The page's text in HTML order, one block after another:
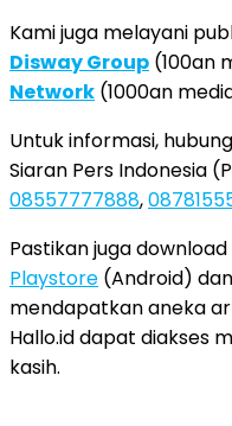
Kami juga melayani
Disway Group (100an
Network (1000an
Untuk informasi,
Siaran Pers Indonesia
08557777888,
Pastikan juga
Playstore (Android) dan
mendapatkan aneka
Hallo.id dapat diakses
kasih.